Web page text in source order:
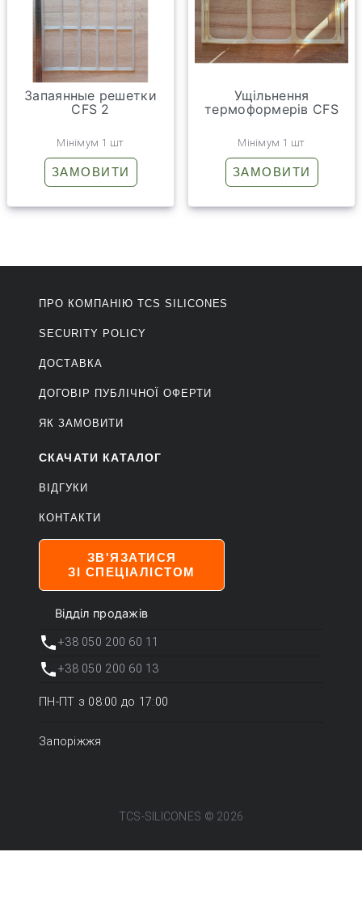
Запаянные решетки
CFS 2
Мінімум 1 шт
ЗАМОВИТИ
Ущільнення
термоформерів CFS
Мінімум 1 шт
ЗАМОВИТИ
ПРО КОМПАНІЮ ТCS SILICONES
SECURITY POLICY
ДОСТАВКА
ДОГОВІР ПУБЛІЧНОЇ ОФЕРТИ
ЯК ЗАМОВИТИ
СКАЧАТИ КАТАЛОГ
ВІДГУКИ
КОНТАКТИ
ЗВ'ЯЗАТИСЯ
ЗІ СПЕЦІАЛІСТОМ
Відділ продажів
+38 050 200 60 11
+38 050 200 60 13
ПН-ПТ з 08:00 до 17:00
Запоріжжя
TCS-SILICONES © 2026